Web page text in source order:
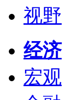
视野
经济
宏观